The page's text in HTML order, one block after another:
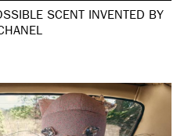
SCENT INVENTED BY